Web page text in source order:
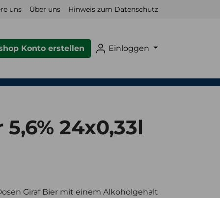
uns Über uns Hinweis zum Datenschutz
Konto erstellen Einloggen
24x0,33l
Giraf Bier mit einem Alkoholgehalt